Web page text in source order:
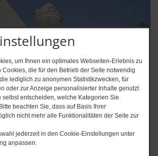
um Ihnen ein optimales Webseiten-Erlebnis zu
die für den Betrieb der Seite notwendig
lediglich zu anonymen Statistikzwecken, für
oder zur Anzeige personalisierter Inhalte genutzt
selbst entscheiden, welche Kategorien Sie
beachten Sie, dass auf Basis Ihrer
nicht mehr alle Funktionalitäten der Seite zur
jederzeit in den Cookie-Einstellungen unter
anpassen.
Immer auf dem Laufenden? + + +